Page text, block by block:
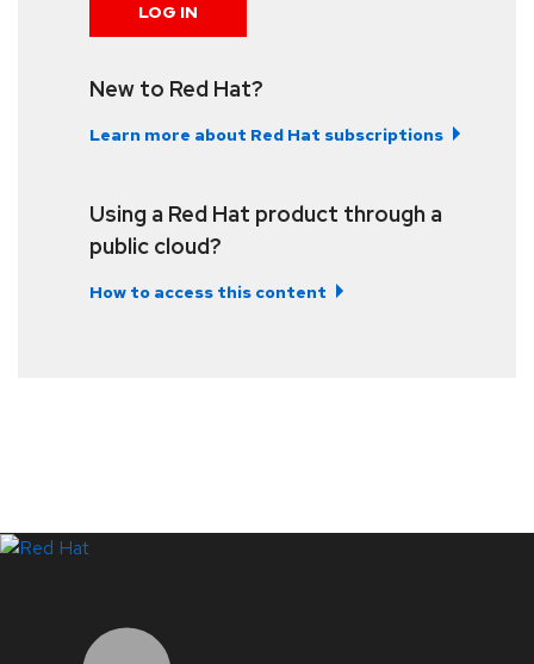
LOG IN
New to Red Hat?
Learn more about Red Hat subscriptions
Using a Red Hat product through a
public cloud?
How to access this content